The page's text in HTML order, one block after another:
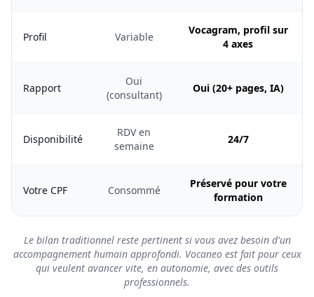
Profil Variable
Vocagram, profil sur
4 axes
Rapport
Oui
(consultant)
Oui (20+ pages, IA)
Disponibilité
RDV en
semaine
24/7
Votre CPF Consommé
Préservé pour votre
formation
Le bilan traditionnel reste pertinent si vous avez besoin d'un
accompagnement humain approfondi. Vocaneo est fait pour ceux
qui veulent avancer vite, en autonomie, avec des outils
professionnels.